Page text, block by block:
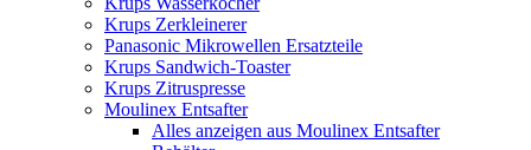
Krups Zerkleinerer
Panasonic Mikrowellen Ersatzteile
Krups Sandwich-Toaster
Krups Zitruspresse
Moulinex Entsafter
Alles anzeigen aus Moulinex Entsafter